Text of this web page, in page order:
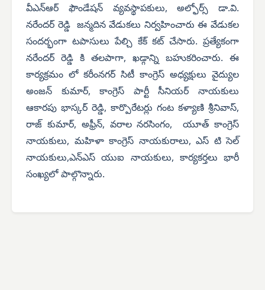
వీఎన్ఆర్ ఫౌండేషన్ వ్యవస్థాపకులు, అల్ఫోర్స్ డా.వి.
నరేందర్ రెడ్డి జన్మదిన వేడుకలు నిర్వహించారు ఈ వేడుకల
సందర్భంగా టపాసులు పేల్చి కేక్ కట్ చేసారు. ప్రత్యేకంగా
నరేందర్ రెడ్డి కి తలపాగా, ఖడ్గాన్ని బహుకరించారు. ఈ
కార్యక్రమం లో కరీంనగర్ సిటీ కాంగ్రెస్ అధ్యక్షులు వైద్యుల
అంజన్ కుమార్, కాంగ్రెస్ పార్టీ సీనియర్ నాయకులు
ఆకారపు భాస్కర్ రెడ్డి, కార్పొరేటర్లు గంట కళ్యాణి శ్రీనివాస్,
రాజ్ కుమార్, అఫ్రీన్, వరాల నరసింగం, యూత్ కాంగ్రెస్
నాయకులు, మహిళా కాంగ్రెస్ నాయకురాలు, ఎస్ టి సెల్
నాయకులు,ఎన్ఎస్ యుఐ నాయకులు, కార్యకర్తలు భారీ
సంఖ్యలో పాల్గొన్నారు.